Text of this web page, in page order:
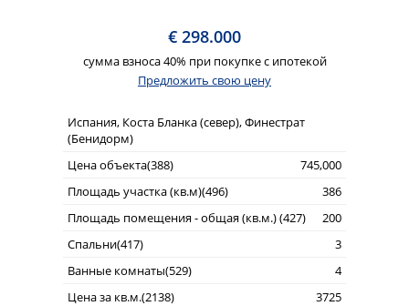
€ 298.000
сумма взноса 40% при покупке с ипотекой
Предложить свою цену
Испания, Коста Бланка (север), Финестрат
(Бенидорм)
Цена объекта(388)
745,000
Площадь участка (кв.м)(496)
386
Площадь помещения - общая (кв.м.) (427)
200
Спальни(417)
3
Ванные комнаты(529)
4
Цена за кв.м.(2138)
3725